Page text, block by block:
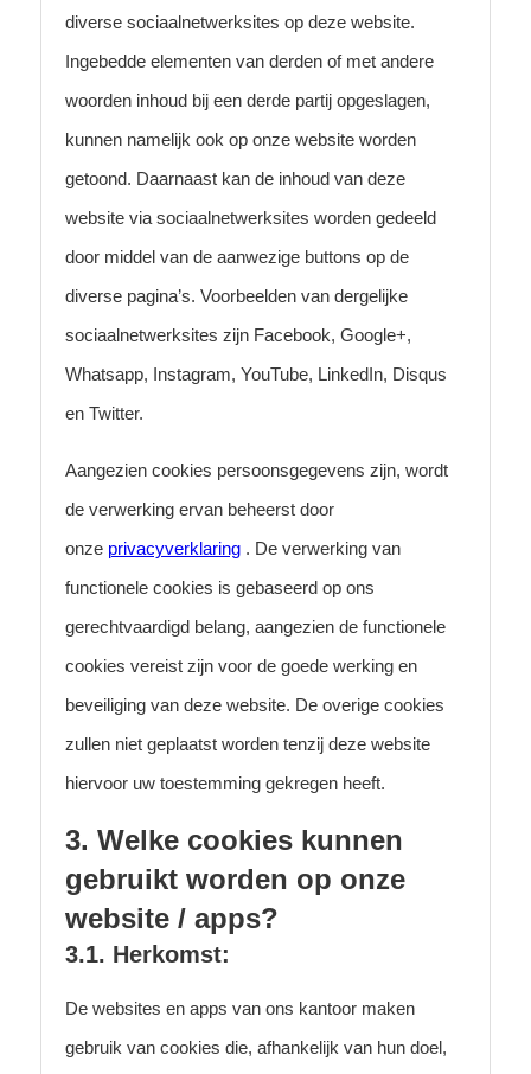
diverse sociaalnetwerksites op deze website.
Ingebedde elementen van derden of met andere
woorden inhoud bij een derde partij opgeslagen,
kunnen namelijk ook op onze website worden
getoond. Daarnaast kan de inhoud van deze
website via sociaalnetwerksites worden gedeeld
door middel van de aanwezige buttons op de
diverse pagina’s. Voorbeelden van dergelijke
sociaalnetwerksites zijn Facebook, Google+,
Whatsapp, Instagram, YouTube, LinkedIn, Disqus
en Twitter.
Aangezien cookies persoonsgegevens zijn, wordt
de verwerking ervan beheerst door
onze privacyverklaring. De verwerking van
functionele cookies is gebaseerd op ons
gerechtvaardigd belang, aangezien de functionele
cookies vereist zijn voor de goede werking en
beveiliging van deze website. De overige cookies
zullen niet geplaatst worden tenzij deze website
hiervoor uw toestemming gekregen heeft.
3. Welke cookies kunnen
gebruikt worden op onze
website / apps?
3.1. Herkomst:
De websites en apps van ons kantoor maken
gebruik van cookies die, afhankelijk van hun doel,